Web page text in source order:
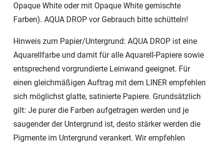
Opaque White oder mit Opaque White gemischte
Farben). AQUA DROP vor Gebrauch bitte schütteln!
Hinweis zum Papier/Untergrund: AQUA DROP ist eine
Aquarellfarbe und damit für alle Aquarell-Papiere sowie
entsprechend vorgrundierte Leinwand geeignet. Für
einen gleichmäßigen Auftrag mit dem LINER empfehlen
sich möglichst glatte, satinierte Papiere. Grundsätzlich
gilt: Je purer die Farben aufgetragen werden und je
saugender der Untergrund ist, desto stärker werden die
Pigmente im Untergrund verankert. Wir empfehlen